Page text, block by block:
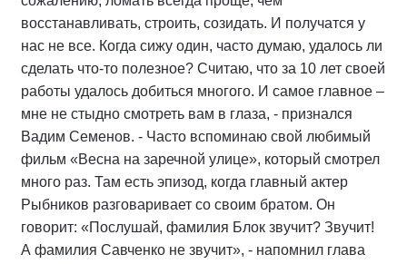
восстанавливать, строить, созидать. И получатся у
нас не все. Когда сижу один, часто думаю, удалось ли
сделать что-то полезное? Считаю, что за 10 лет своей
работы удалось добиться многого. И самое главное –
мне не стыдно смотреть вам в глаза, - признался
Вадим Семенов. - Часто вспоминаю свой любимый
фильм «Весна на заречной улице», который смотрел
много раз. Там есть эпизод, когда главный актер
Рыбников разговаривает со своим братом. Он
говорит: «Послушай, фамилия Блок звучит? Звучит!
А фамилия Савченко не звучит», - напомнил глава